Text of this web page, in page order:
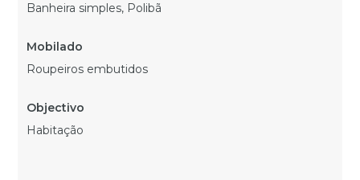
Banheira simples, Polibã
Roupeiros embutidos
Habitação